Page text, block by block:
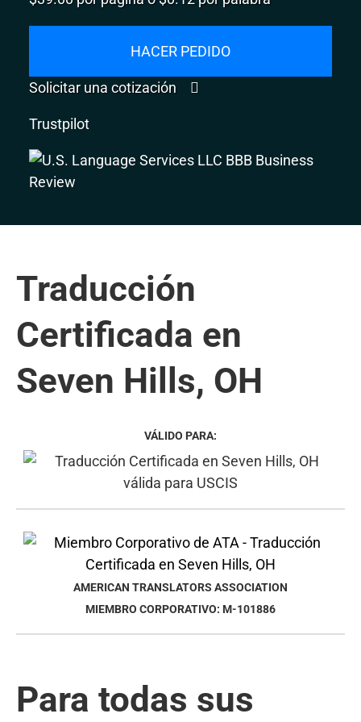
HACER PEDIDO
Solicitar una cotización
Trustpilot
Traducción
Certificada en
Seven Hills, OH
VÁLIDO PARA:
AMERICAN TRANSLATORS ASSOCIATION
MIEMBRO CORPORATIVO: M-101886
Para todas sus